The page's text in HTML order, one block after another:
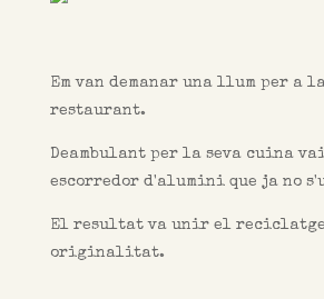
Em van demanar una llum per a
restaurant.
Deambulant per la seva cuina
escorredor d'alumini que ja no
El resultat va unir el reciclatge
originalitat.